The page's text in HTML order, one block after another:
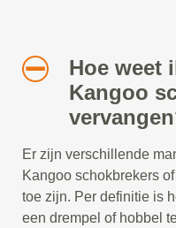
Hoe weet
Kangoo
Er zijn verschillende
Kangoo schokbrekers
toe zijn. Per definitie is
een drempel of hobbel